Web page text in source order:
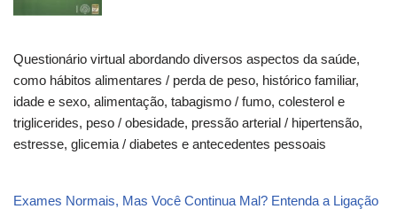
Questionário virtual abordando diversos aspectos da saúde,
como hábitos alimentares / perda de peso, histórico familiar,
idade e sexo, alimentação, tabagismo / fumo, colesterol e
triglicerides, peso / obesidade, pressão arterial / hipertensão,
estresse, glicemia / diabetes e antecedentes pessoais
Exames Normais, Mas Você Continua Mal? Entenda a Ligação